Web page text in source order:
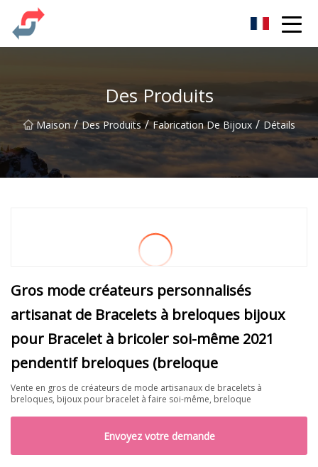
Des Produits
Maison / Des Produits / Fabrication De Bijoux / Détails
Gros mode créateurs personnalisés
artisanat de Bracelets à breloques bijoux
pour Bracelet à bricoler soi-même 2021
pendentif breloques (breloque
Vente en gros de créateurs de mode artisanaux de bracelets à
breloques, bijoux pour bracelet à faire soi-même, breloque
Envoyez votre demande